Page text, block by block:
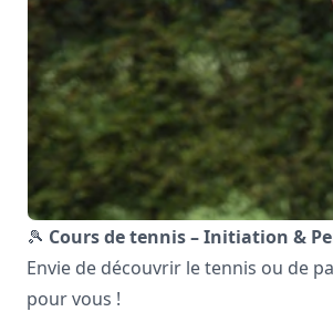
🎾 Cours de tennis – Initiation &
Envie de découvrir le tennis ou de
pour vous !